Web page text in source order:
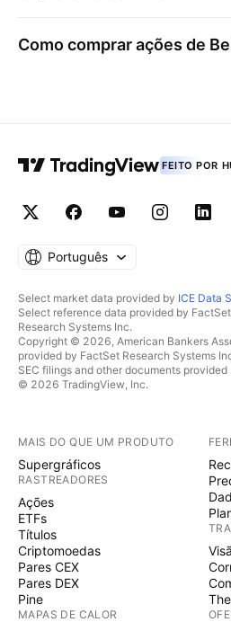
Como comprar ações de
FEITO POR
Português
Select market data provided by ICE Data
Select reference data provided by
Research Systems Inc.
Copyright © 2026, American Bankers
provided by FactSet Research Systems
SEC filings and other documents provided
© 2026 TradingView, Inc.
MAIS DO QUE UM PRODUTO
Supergráficos
RASTREADORES
Ações
ETFs
Títulos
Criptomoedas
Pares CEX
Pares DEX
Pine
MAPAS DE CALOR